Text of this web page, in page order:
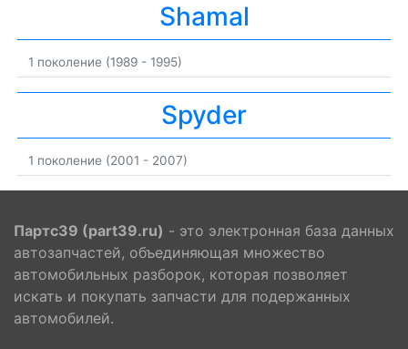
Shamal
1 поколение (1989 - 1995)
Spyder
1 поколение (2001 - 2007)
Партс39 (part39.ru) - это электронная база данных
автозапчастей, объединяющая множество
автомобильных разборок, которая позволяет
искать и покупать запчасти для подержанных
автомобилей.